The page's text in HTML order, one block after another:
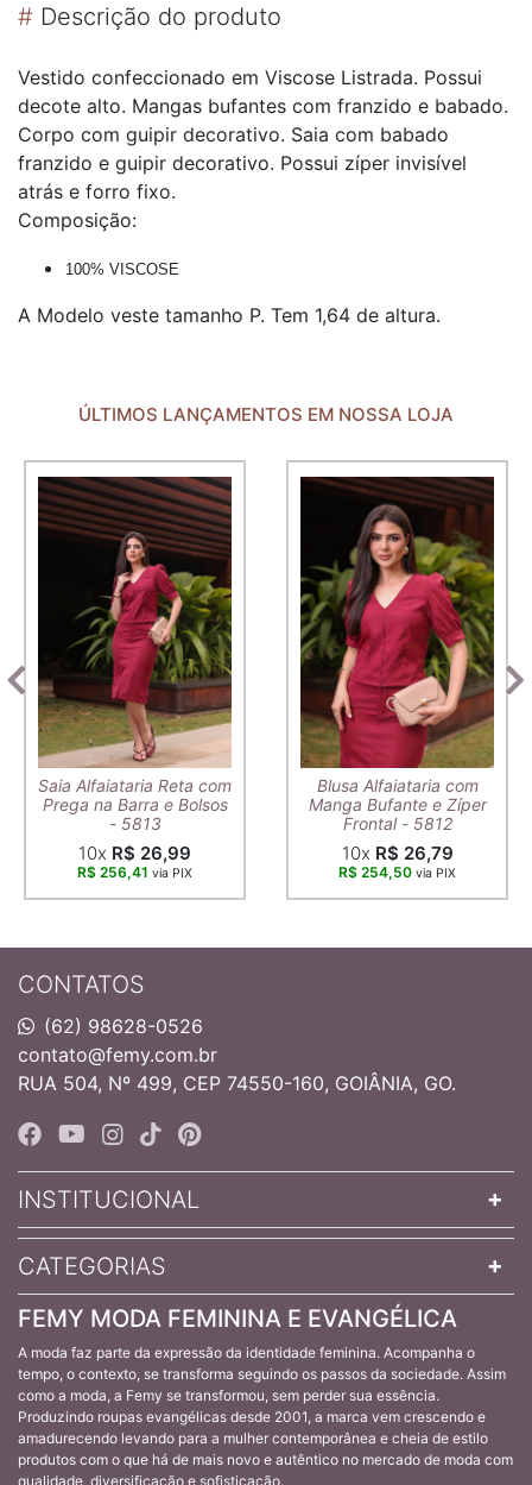
# Descrição do produto
Vestido confeccionado em Viscose Listrada. Possui
decote alto. Mangas bufantes com franzido e babado.
Corpo com guipir decorativo. Saia com babado
franzido e guipir decorativo. Possui zíper invisível
atrás e forro fixo.
Composição:
100% VISCOSE
A Modelo veste tamanho P. Tem 1,64 de altura.
ÚLTIMOS LANÇAMENTOS EM NOSSA LOJA
Saia Alfaiataria Reta com
Prega na Barra e Bolsos
- 5813
10x R$ 26,99
R$ 256,41 via PIX
Blusa Alfaiataria com
Manga Bufante e Zíper
Frontal - 5812
10x R$ 26,79
R$ 254,50 via PIX
CONTATOS
(62) 98628-0526
contato@femy.com.br
RUA 504, Nº 499, CEP 74550-160, GOIÂNIA, GO.
INSTITUCIONAL
CATEGORIAS
FEMY MODA FEMININA E EVANGÉLICA
A moda faz parte da expressão da identidade feminina. Acompanha o
tempo, o contexto, se transforma seguindo os passos da sociedade. Assim
como a moda, a Femy se transformou, sem perder sua essência.
Produzindo roupas evangélicas desde 2001, a marca vem crescendo e
amadurecendo levando para a mulher contemporânea e cheia de estilo
produtos com o que há de mais novo e autêntico no mercado de moda com
qualidade, diversificação e sofisticação.